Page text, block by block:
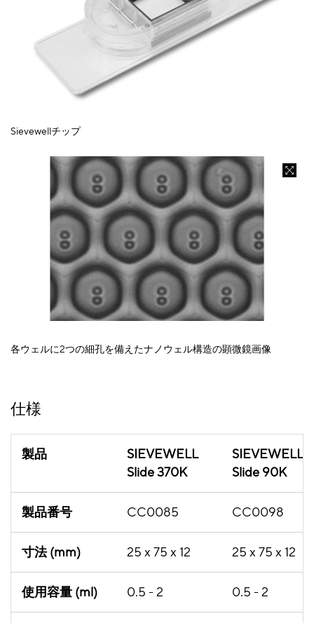
Sievewellチップ
各ウェルに2つの細孔を備えたナノウェル構造の顕微鏡画像
仕様
製品
SIEVEWELL
Slide 370K
SIEVEWELL
Slide 90K
製品番号 CC0085 CC0098
寸法 (mm) 25 x 75 x 12 25 x 75 x 12
使用容量 (ml) 0.5 - 2 0.5 - 2